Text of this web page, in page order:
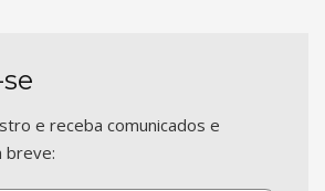
e receba comunicados e
breve: